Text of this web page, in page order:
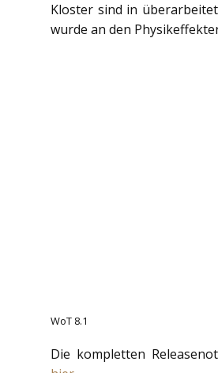
Kloster sind in
wurde an den
WoT 8.1
Die kompletten